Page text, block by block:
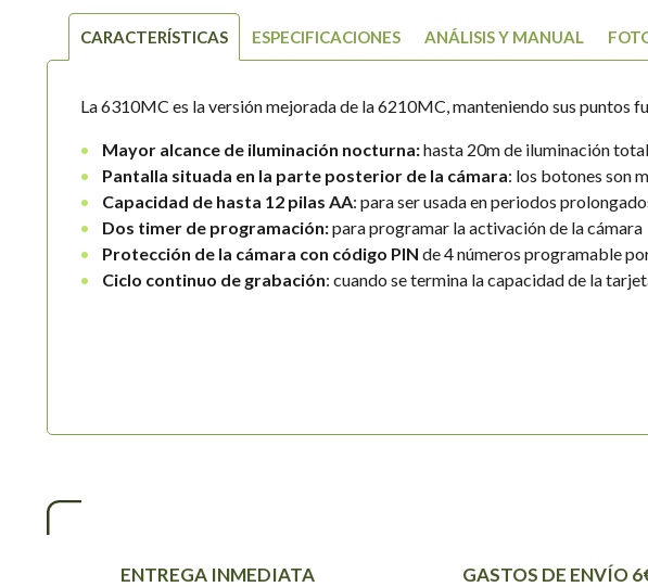
CARACTERÍSTICAS ESPECIFICACIONES ANÁLISIS Y MANUAL
La 6310MC es la versión mejorada de la 6210MC, manteniendo sus puntos
Mayor alcance de iluminación nocturna:hasta 20m de iluminación
Pantalla situada en la parte posterior de la cámara: los botones son
Capacidad de hasta 12 pilas AA: para ser usada en periodos
Dos timer de programación:para programar la activación de la cámara
Protección de la cámara con código PIN de 4 números programable
Ciclo continuo de grabación: cuando se termina la capacidad de la
ENTREGA INMEDIATA GASTOS DE ENVÍO